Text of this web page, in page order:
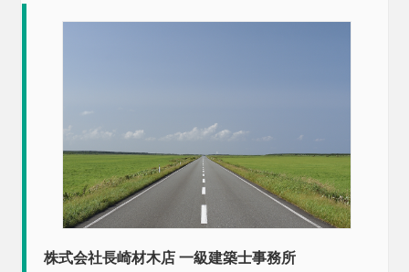
株式会社長崎材木店 一級建築士事務所